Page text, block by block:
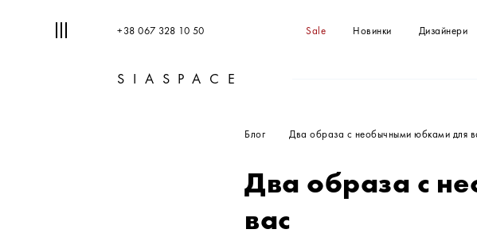
+38 067 328 10 50 Sale Новинки Дизайнери
Сорочки та блузи
SIASPACE
Блог Два образа с необычными юбками для
Два образа с
вас